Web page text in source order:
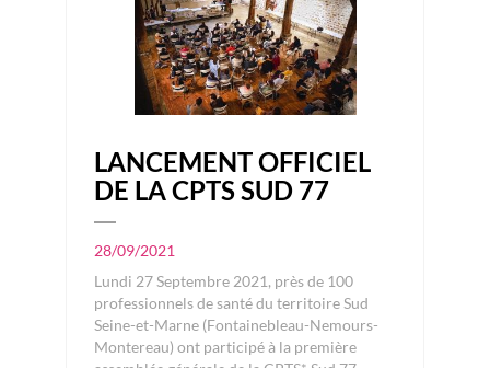
LANCEMENT OFFICIEL
DE LA CPTS SUD 77
28/09/2021
Lundi 27 Septembre 2021, près de 100
professionnels de santé du territoire Sud
Seine-et-Marne (Fontainebleau-Nemours-
Montereau) ont participé à la première